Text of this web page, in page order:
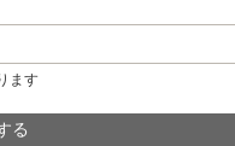
ます
る